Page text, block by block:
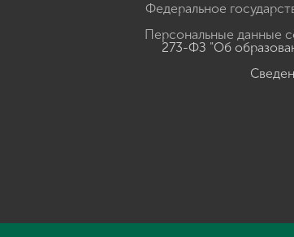
Федеральное
Персональные данные
273-ФЗ "Об